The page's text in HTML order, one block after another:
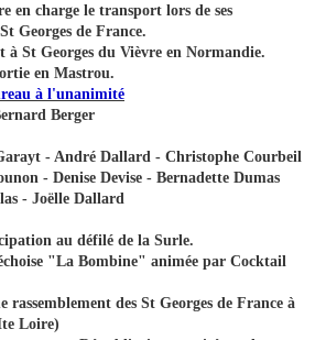
en charge le transport lors de ses
Georges de France.
à St Georges du Vièvre en Normandie.
en Mastrou.
à l'unanimité
Berger
- André Dallard - Christophe Courbeil
- Denise Devise - Bernadette Dumas
- Joëlle Dallard
au défilé de la Surle.
"La Bombine" animée par Cocktail
rassemblement des St Georges de France à
Loire)